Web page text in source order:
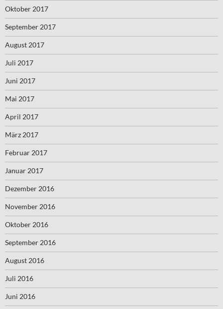
Oktober 2017
September 2017
August 2017
Juli 2017
Juni 2017
Mai 2017
April 2017
März 2017
Februar 2017
Januar 2017
Dezember 2016
November 2016
Oktober 2016
September 2016
August 2016
Juli 2016
Juni 2016